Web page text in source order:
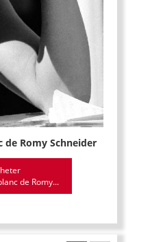
Romy Schneider
de Romy...